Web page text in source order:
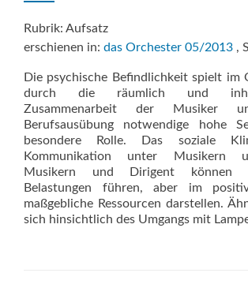
Rubrik: Aufsatz
erschienen in: das Orchester 05/2013 ,
Die psychische Befindlichkeit spielt im
durch die räumlich und
Zusammenarbeit der Musiker
Berufsausübung notwendige hohe
besondere Rolle. Das soziale
Kommunikation unter Musikern
Musikern und Dirigent können
Belastungen führen, aber im
maßgebliche Ressourcen darstellen.
sich hinsichtlich des Umgangs mit